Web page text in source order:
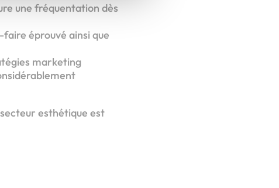
une fréquentation dès
éprouvé ainsi que
marketing
secteur esthétique est